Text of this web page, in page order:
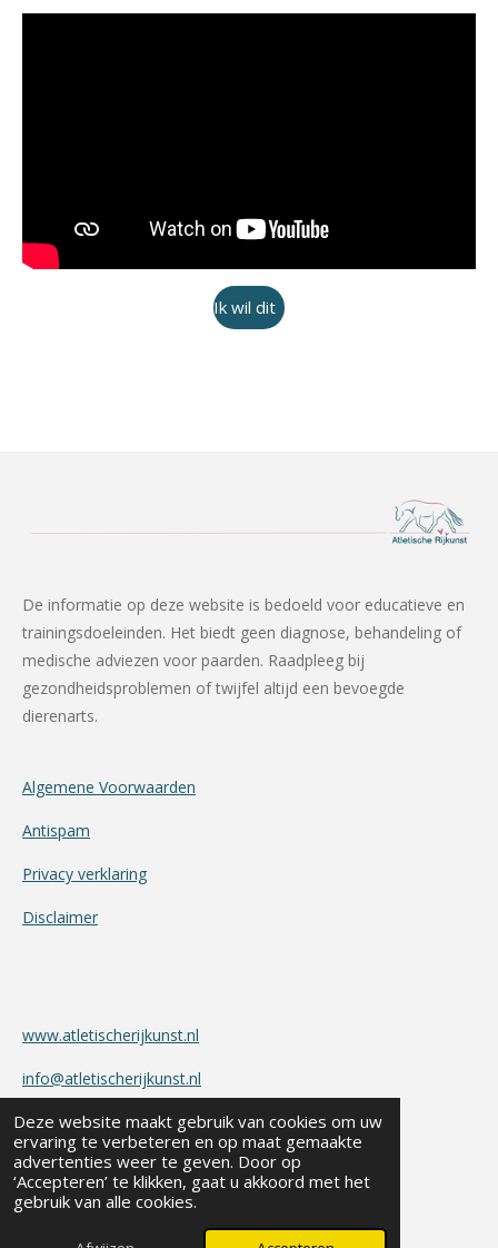
Deze website maakt gebruik van cookies om uw
ervaring te verbeteren en op maat gemaakte
advertenties weer te geven. Door op
‘Accepteren’ te klikken, gaat u akkoord met het
gebruik van alle cookies.
Ik wil dit
De informatie op deze website is bedoeld voor educatieve en
trainingsdoeleinden. Het biedt geen diagnose, behandeling of
medische adviezen voor paarden. Raadpleeg bij
gezondheidsproblemen of twijfel altijd een bevoegde
dierenarts.
Algemene Voorwaarden
Antispam
Privacy verklaring
Disclaimer
www.atletischerijkunst.nl
info@atletischerijkunst.nl
BTW.nr.: 1703.82.035.B.01
KvK-nummer : 50186264
Postadres: